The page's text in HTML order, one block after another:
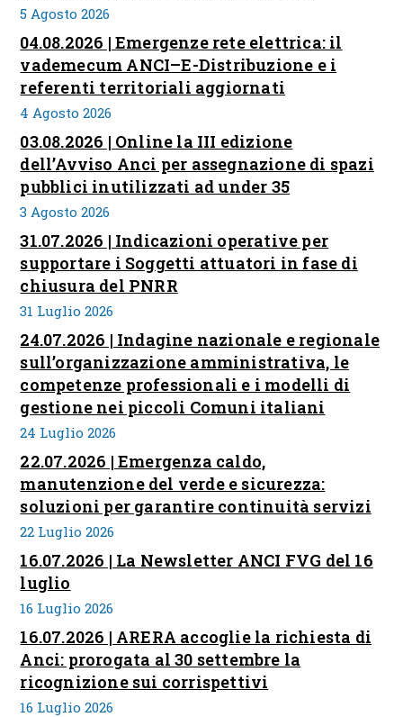
5 Agosto 2026
04.08.2026 | Emergenze rete elettrica: il
vademecum ANCI–E-Distribuzione e i
referenti territoriali aggiornati
4 Agosto 2026
03.08.2026 | Online la III edizione
dell’Avviso Anci per assegnazione di spazi
pubblici inutilizzati ad under 35
3 Agosto 2026
31.07.2026 | Indicazioni operative per
supportare i Soggetti attuatori in fase di
chiusura del PNRR
31 Luglio 2026
24.07.2026 | Indagine nazionale e regionale
sull’organizzazione amministrativa, le
competenze professionali e i modelli di
gestione nei piccoli Comuni italiani
24 Luglio 2026
22.07.2026 | Emergenza caldo,
manutenzione del verde e sicurezza:
soluzioni per garantire continuità servizi
22 Luglio 2026
16.07.2026 | La Newsletter ANCI FVG del 16
luglio
16 Luglio 2026
16.07.2026 | ARERA accoglie la richiesta di
Anci: prorogata al 30 settembre la
ricognizione sui corrispettivi
16 Luglio 2026